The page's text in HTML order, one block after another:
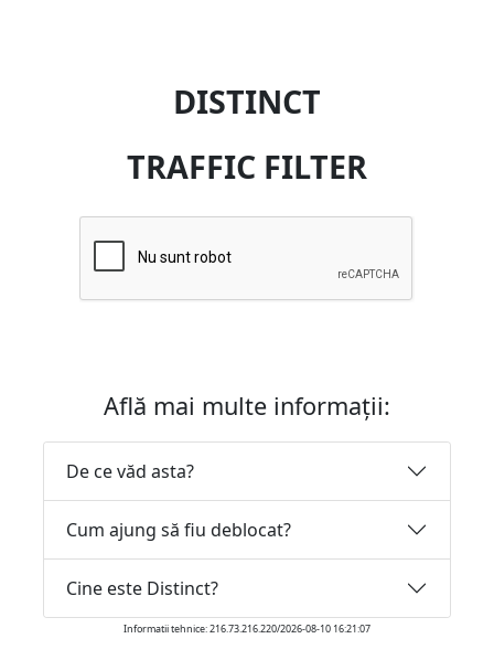
DISTINCT
TRAFFIC FILTER
Află mai multe informații:
De ce văd asta?
Cum ajung să fiu deblocat?
Cine este Distinct?
Informatii tehnice: 216.73.216.220/2026-08-10 16:21:07